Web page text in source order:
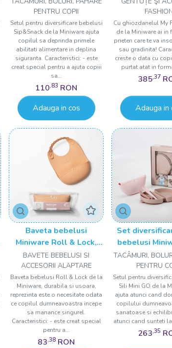
100% din materiale
naturale biodegradabile,
Toffee
PENTRU COPII
Setul pentru diversificare bebelusi
Sip&Snack de la Miniware ajuta
copilul sa deprinda primele
abilitati alimentare in deplina
siguranta. Caracteristici: - este
creat special pentru a ajuta copiii
sa...
110,83 RON
Adauga in cos
Pac,
Cu ghiozdanelul My
de la Miniware ai in
prieten care te va
sau gradinita!
creste o data cu
purtat atat in
385,37
Adauga in
Baveta bebelusi
Miniware Roll & Lock,
100% din silicon
alimentar, Toffee
BAVETE BEBELUSI SI
ACCESORII ALAPTARE
Baveta bebelusi Roll & Lock de la
Miniware, durabila si usoara,
reprezinta este o necesitate odata
ce copilul dumneavoastra incepe
sa manance singurel.
Caracteristici: - este creat special
pentru a...
83,38 RON
Set
bebelusi
Mini GO,
materiale
Pink
TACÂMURI,
PENTRU
Setul pentru
Sili Mini GO de la
ajuta atunci cand
copilului
sanatoase si
atunci cand sunteti
263,35